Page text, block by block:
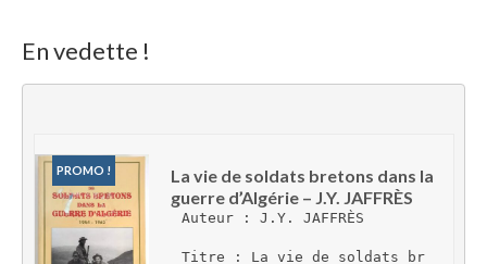
En vedette !
PROMO !
La vie de soldats bretons dans la
guerre d’Algérie – J.Y. JAFFRÈS
Auteur : J.Y. JAFFRÈS
Titre : La vie de soldats br